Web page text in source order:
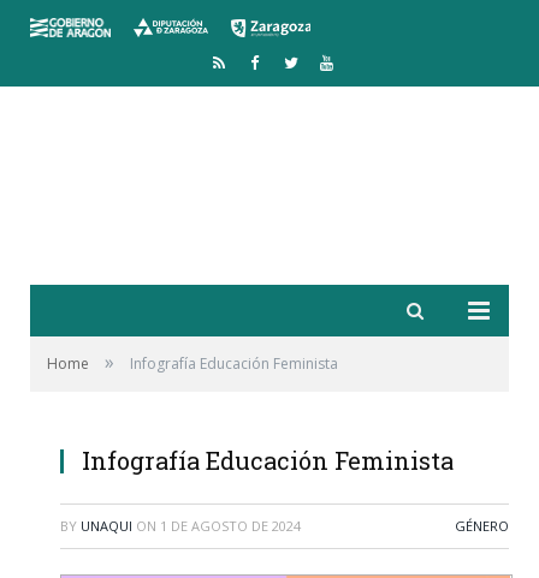
RSS Facebook
TwitterYouTube
Home » Infografía Educación Feminista
Infografía Educación Feminista
BY UNAQUI ON 1 DE AGOSTO DE 2024 GÉNERO